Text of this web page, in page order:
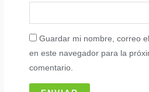
Guardar mi nombre, correo
en este navegador para la
comentario.